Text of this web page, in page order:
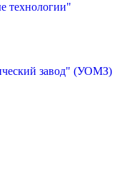
завод" (УОМЗ)